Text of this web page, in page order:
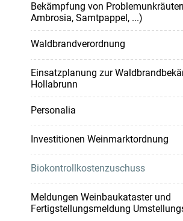
Bekämpfung von
Ambrosia, Samtpappel, ...)
Waldbrandverordnung
Einsatzplanung zur
Hollabrunn
Personalia
Investitionen Weinmarktordnung
Biokontrollkostenzuschuss
Meldungen Weinbaukataster und
Fertigstellungsmeldung